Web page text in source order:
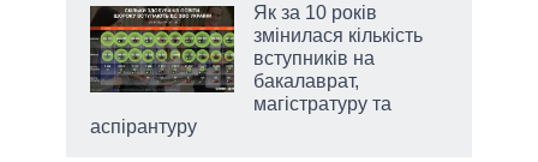
Як за 10 років
змінилася кількість
вступників на
бакалаврат,
магістратуру та
аспірантуру